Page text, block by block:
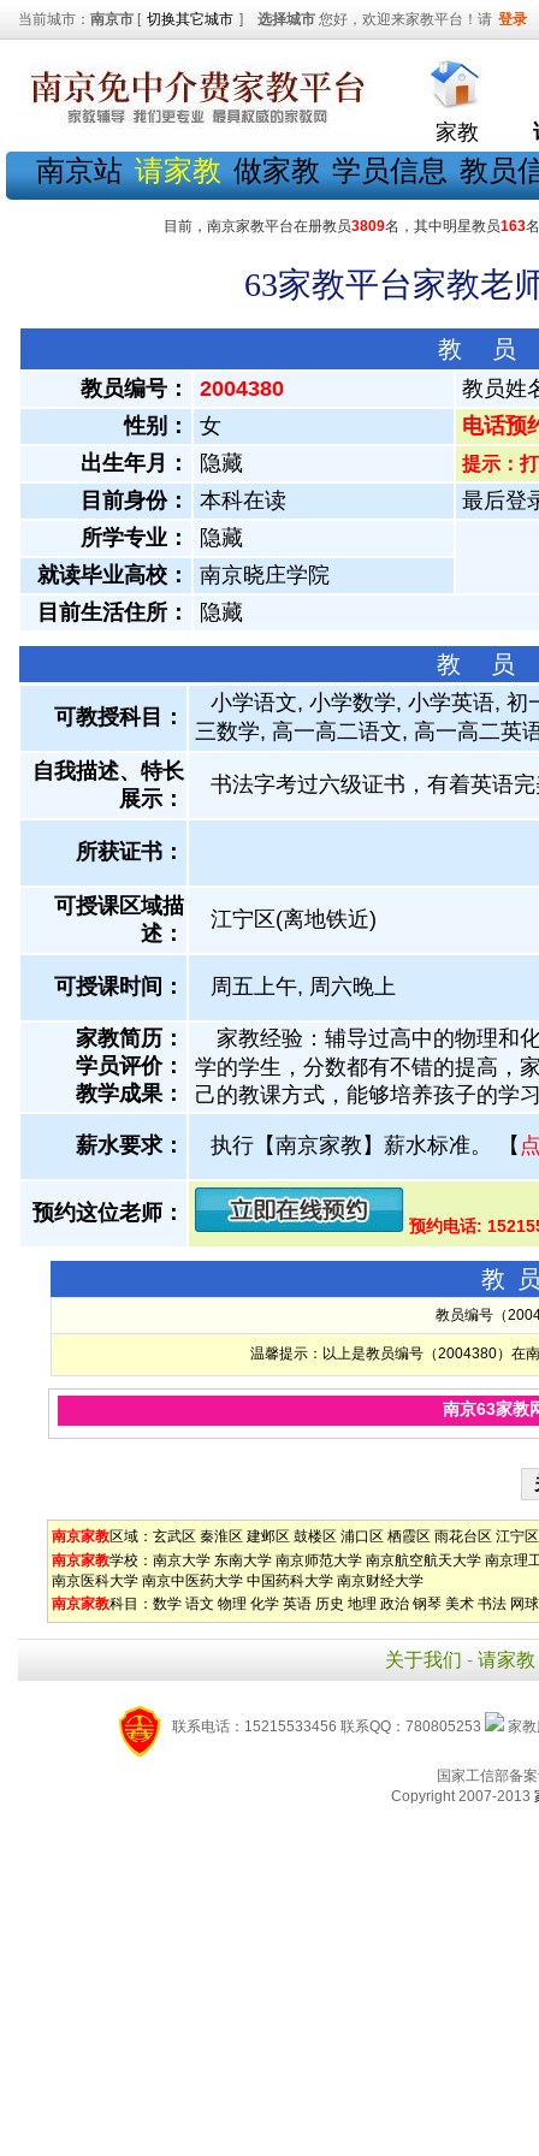
当前城市： 南京市 [ 切换其它城市 ] 选择城市 您好，欢迎来家教平台！请 登录
家教
南京站 请家教 做家教 学员信息 教员
目前，南京家教平台在册教员3809名，其中明星教员163
63家教平台家教老
教 员
教员编号： 2004380
教员姓
性别：
女
电话预
出生年月：
隐藏 提示：
目前身份： 本科在读
最后登
所学专业：
隐藏
就读毕业高校：
南京晓庄学院
目前生活住所：
隐藏
教 员
可教授科目：
小学语文, 小学数学, 小学英语,
三数学, 高一高二语文, 高一高二英
自我描述、特长
展示 ：
书法字考过六级证书，有着英语
所获证书 ：
可授课区域描
述：
江宁区(离地铁近)
可授课时间： 周五上午, 周六晚上
家教简历：
学员评价：
教学成果：
家教经验：辅导过高中的物理和
学的学生，分数都有不错的提高，
己的教课方式，能够培养孩子的学
薪水要求： 执行【南京家教】薪水标准。 【
预约这位老师：
预约电话:
教
教员编号（
温馨提示：以上是教员编号（2004380）在
南京63家教
南京家教区域： 玄武区 秦淮区 建邺区 鼓楼区 浦口区 栖霞区 雨花台区 江宁区
南京家教学校： 南京大学 东南大学 南京师范大学 南京航空航天大学 南京理
南京医科大学 南京中医药大学 中国药科大学 南京财经大学
南京家教科目： 数学 语文 物理 化学 英语 历史 地理 政治 钢琴 美术 书法 网球
关于我们 - 请家教
联系电话：15215533456 联系QQ：780805253 家
国家工信部备
Copyright 2007-2013